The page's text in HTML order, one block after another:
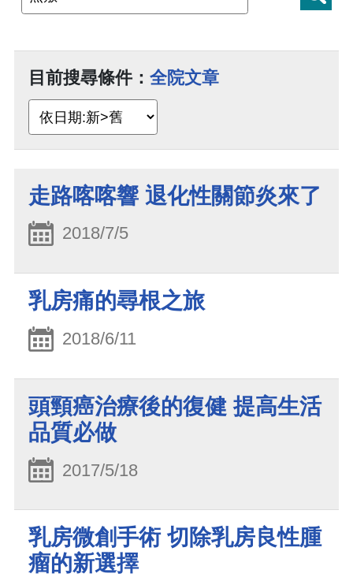
目前搜尋條件： 全院文章
走路喀喀響 退化性關節炎來了
2018/7/5
乳房痛的尋根之旅
2018/6/11
頭頸癌治療後的復健 提高生活
品質必做
2017/5/18
乳房微創手術 切除乳房良性腫
瘤的新選擇